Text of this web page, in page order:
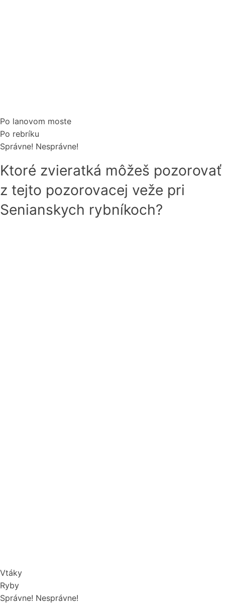
Po lanovom moste
Po rebríku
Správne! Nesprávne!
Ktoré zvieratká môžeš pozorovať
z tejto pozorovacej veže pri
Senianskych rybníkoch?
Vtáky
Ryby
Správne! Nesprávne!